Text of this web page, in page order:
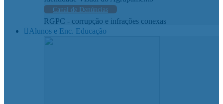
Canal de Denúncias
RGPC - corrupção e infrações conexas
Alunos e Enc. Educação